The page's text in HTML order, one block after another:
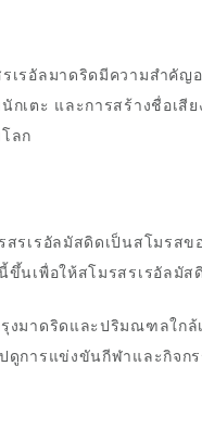
เรอัลมาดริดมีความสำคัญ
กเตะ และการสร้างชื่อเ
ลก
สรเรอัลมัสดิดเป็นสโมรส
ขึ้นเพื่อให้สโมรสรเรอัลมั
งมาดริดและปริมณฑลใกล้
ดูการแข่งขันกีฬาและกิจก